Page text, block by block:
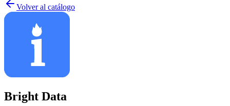
Volver al catálogo
Bright Data